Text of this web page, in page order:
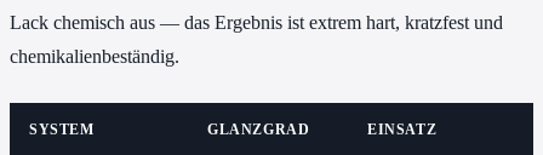
Lack chemisch aus — das Ergebnis ist extrem hart, kratzfest und
chemikalienbeständig.
SYSTEM GLANZGRAD EINSATZ